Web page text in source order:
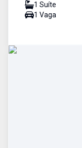
1 Suíte
1 Vaga